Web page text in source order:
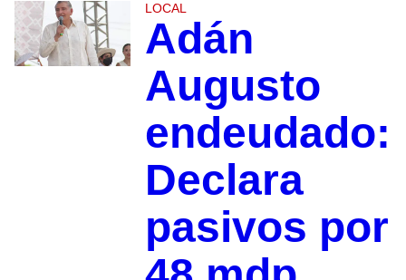
LOCAL
Adán
Augusto
endeudado:
Declara
pasivos por